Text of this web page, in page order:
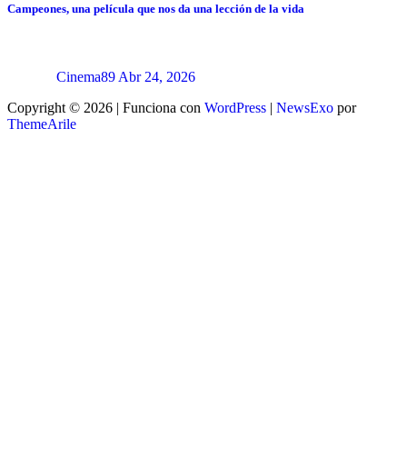
Campeones, una película que nos da una lección de la vida
Cinema89 Abr 24, 2026
Copyright © 2026 | Funciona con WordPress | NewsExo por
ThemeArile